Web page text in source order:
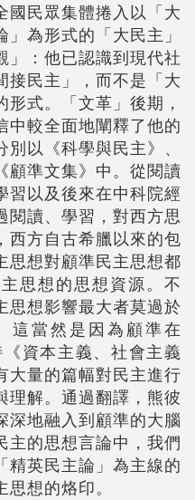
國民眾集體捲入以「大
為形式的「大民主」
」：他已認識到現代社
接民主」，而不是「大
式。「文革」後期，
中較全面地闡釋了他的
別以《科學與民主》、
顧準文集》中。從閱讀
習以及後來在中科院經
閱讀、學習，對西方思
西方自古希臘以來的包
思想對顧準民主思想都
思想的思想資源。不
思想影響最大者莫過於
這當然是因為顧準在
資本主義、社會主義
大量的篇幅對民主進行
理解。通過翻譯，熊彼
深地融入到顧準的大腦
主的思想言論中，我們
精英民主論」為主線的
想的烙印。